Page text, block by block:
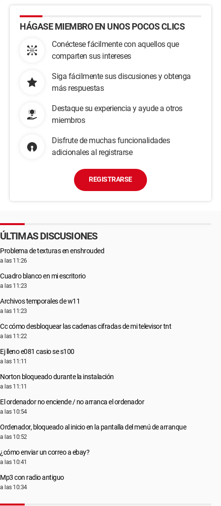
HÁGASE MIEMBRO EN UNOS POCOS CLICS
Conéctese fácilmente con aquellos que
comparten sus intereses
Siga fácilmente sus discusiones y obtenga
más respuestas
Destaque su experiencia y ayude a otros
miembros
Disfrute de muchas funcionalidades
adicionales al registrarse
REGISTRARSE
ÚLTIMAS DISCUSIONES
Problema de texturas en enshrouded
a las 11:26
Cuadro blanco en mi escritorio
a las 11:23
Archivos temporales de w11
a las 11:23
Cc cómo desbloquear las cadenas cifradas de mi televisor tnt
a las 11:22
Ej lleno e081 casio se s100
a las 11:11
Norton bloqueado durante la instalación
a las 11:11
El ordenador no enciende / no arranca el ordenador
a las 10:54
Ordenador, bloqueado al inicio en la pantalla del menú de arranque
a las 10:52
¿cómo enviar un correo a ebay?
a las 10:41
Mp3 con radio antiguo
a las 10:34